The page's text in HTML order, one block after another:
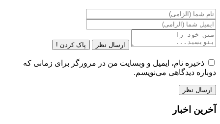
ارسال نظر پاک کردن !
ذخیره نام، ایمیل و وبسایت من در مرورگر برای زمانی که
دوباره دیدگاهی می‌نویسم.
آخرین اخبار